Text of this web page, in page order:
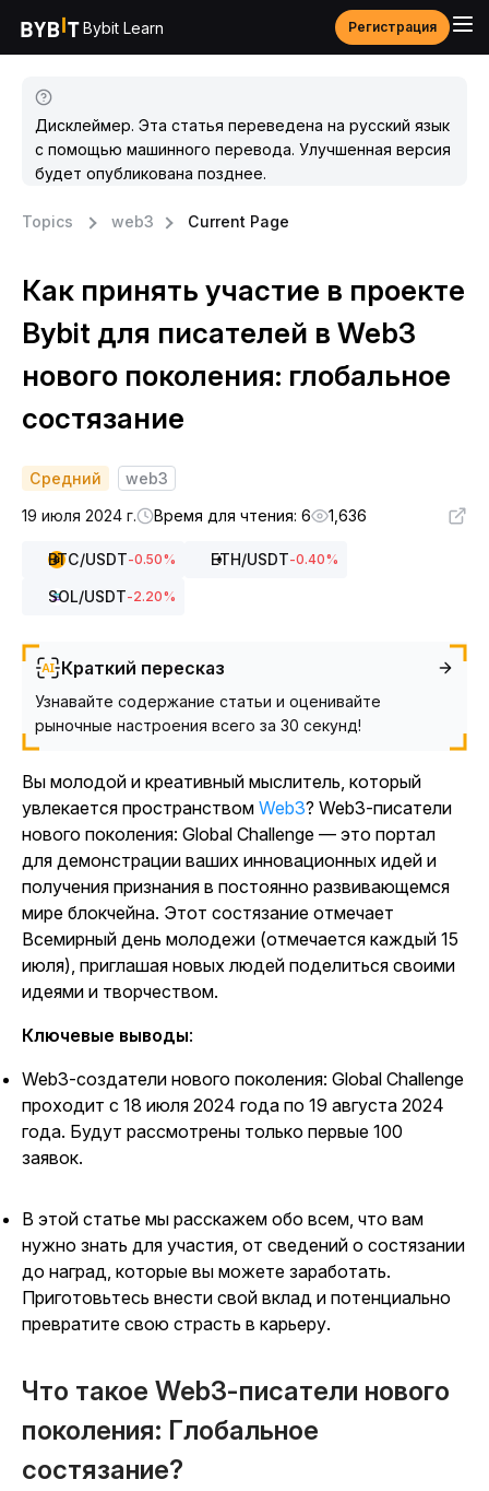
Bybit Learn Регистрация
Дисклеймер. Эта статья переведена на русский язык
с помощью машинного перевода. Улучшенная версия
будет опубликована позднее.
Topics web3 Current Page
Как принять участие в проекте
Bybit для писателей в Web3
нового поколения: глобальное
состязание
Средний
web3
19 июля 2024 г.
Время для чтения: 6 1,636
BTC/USDT-0.50% ETH/USDT-0.40%
SOL/USDT-2.20%
Краткий пересказ
Узнавайте содержание статьи и оценивайте
рыночные настроения всего за 30 секунд!
Вы молодой и креативный мыслитель, который
увлекается пространством Web3? Web3-писатели
нового поколения: Global Challenge — это портал
для демонстрации ваших инновационных идей и
получения признания в постоянно развивающемся
мире блокчейна. Этот состязание отмечает
Всемирный день молодежи (отмечается каждый 15
июля), приглашая новых людей поделиться своими
идеями и творчеством.
Ключевые выводы:
Web3-создатели нового поколения: Global Challenge
проходит с 18 июля 2024 года по 19 августа 2024
года. Будут рассмотрены только первые 100
заявок.
В этой статье мы расскажем обо всем, что вам
нужно знать для участия, от сведений о состязании
до наград, которые вы можете заработать.
Приготовьтесь внести свой вклад и потенциально
превратите свою страсть в карьеру.
Что такое Web3-писатели нового
поколения: Глобальное
состязание?